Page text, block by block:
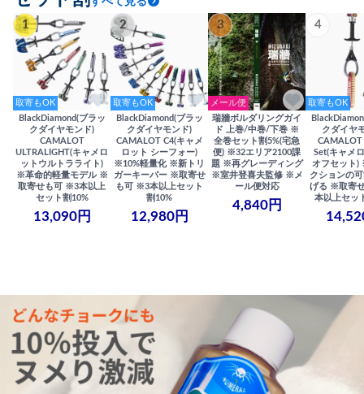
1
取寄もOK
BlackDiamond(ブラッ
クダイヤモンド)
CAMALOT
ULTRALIGHT(キャメロ
ットウルトラライト)
※革命的軽量モデル ※
取寄せも可 ※3本以上
セット割10%
13,090円
2
取寄もOK
BlackDiamond(ブラッ
クダイヤモンド)
CAMALOT C4(キャメ
ロット シーフォー)
※10%軽量化 ※新トリ
ガーキーパー ※取寄せ
も可 ※3本以上セット
割10%
12,980円
3
メール便
瑞牆ボルダリングガイ
ド 上巻/中巻/下巻 ※
全巻セット割5%(宅急
便) ※32エリア2100課
題 ※再グレーディング
※室井登喜夫監修 ※メ
ール便対応
4,840円
4
取寄もOK
クダイヤ
Set(キャメ
オフセット)
クションの
げる ※取寄
本以上セッ